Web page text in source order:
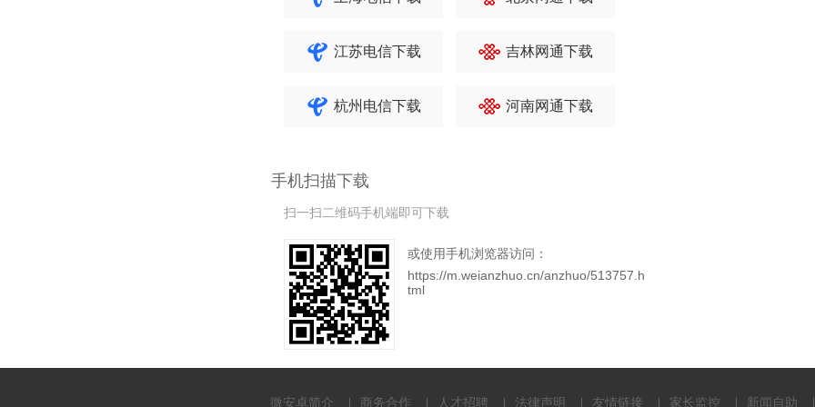
江苏电信下载 吉林网通下载
杭州电信下载 河南网通下载
手机扫描下载
扫一扫二维码手机端即可下载
或使用手机浏览器访问：
https://m.weianzhuo.cn/anzhuo/513757.h
tml
微安卓简介 商务合作 人才招聘 法律声明 友情链接 家长监控 新闻自助